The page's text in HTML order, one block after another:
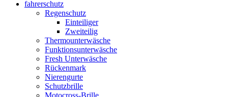
fahrerschutz
Regenschutz
Einteiliger
Zweiteilig
Thermounterwäsche
Funktionsunterwäsche
Fresh Unterwäsche
Rückenmark
Nierengurte
Schutzbrille